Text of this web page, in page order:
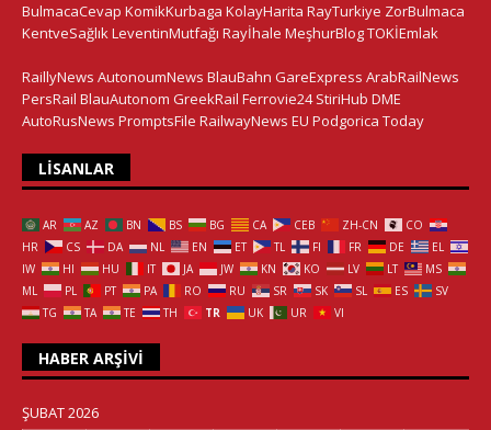
BulmacaCevap KomikKurbaga KolayHarita RayTurkiye ZorBulmaca
KentveSağlıkLeventinMutfağı Rayİhale MeşhurBlogTOKİEmlak
RaillyNews AutonoumNews BlauBahn GareExpress ArabRailNews
PersRail BlauAutonom GreekRail Ferrovie24 StiriHub DME
AutoRusNews PromptsFile RailwayNews EU Podgorica Today
LISANLAR
AR AZ BN BS BG CA CEB ZH-CN
CO
HR
CS DA NL EN ET TL FI FR DE
EL
IW
HI HU IT JA JW KN KO LV LT
MS
ML
PL PT PA RO RU SR SK SL ES
SV
TG
TA TE TH TR UK UR VI
HABER ARŞIVI
ŞUBAT 2026